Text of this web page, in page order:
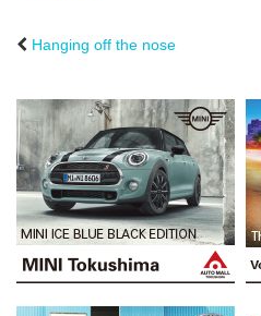
Hanging off the nose